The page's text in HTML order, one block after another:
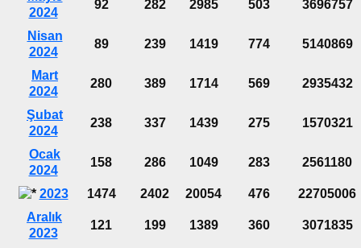
2024
92 282 2985 503 3696757
Nisan
2024
89 239 1419 774 5140869
Mart
2024
280 389 1714 569 2935432
Şubat
2024
238 337 1439 275 1570321
Ocak
2024
158 286 1049 283 2561180
2023 1474 2402 20054 476
22705006
Aralık
2023
121 199 1389 360 3071835